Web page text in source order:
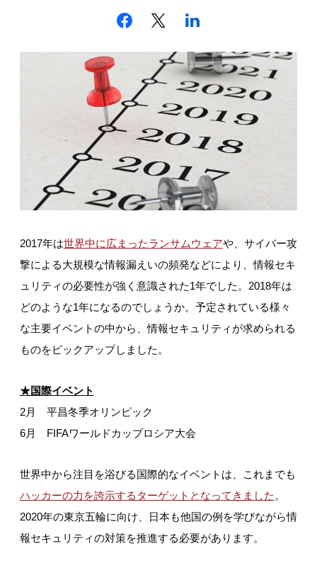
2017年は世界中に広まったランサムウェアや、サイバー攻
撃による大規模な情報漏えいの頻発などにより、情報セキ
ュリティの必要性が強く意識された1年でした。2018年は
どのような1年になるのでしょうか。予定されている様々
な主要イベントの中から、情報セキュリティが求められる
ものをピックアップしました。
★国際イベント
2月 平昌冬季オリンピック
6月 FIFAワールドカップロシア大会
世界中から注目を浴びる国際的なイベントは、これまでも
ハッカーの力を誇示するターゲットとなってきました 。
2020年の東京五輪に向け、日本も他国の例を学びながら情
報セキュリティの対策を推進する必要があります。